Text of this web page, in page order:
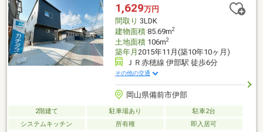
1,629万円
間取り 3LDK
建物面積85.69m2
土地面積106m2
築年月 2015年11月(築10年10ヶ月)
ＪＲ赤穂線 伊部駅 徒歩6分
その他の交通
岡山県備前市伊部
2階建て 駐車場あり
駐車2台
システムキッチン
所有権 即入居可